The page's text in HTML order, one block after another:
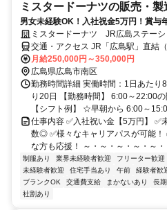
ミスタードーナツの販売・製
男女未経験OK！入社祝金5万円！賞与
ミスタードーナツ JR広島ステー
コーポレーション
交通・アクセス JR「広島駅」直結（
月給250,000円～350,000円
広島県広島市南区
勤務時間詳細 実働時間：1日あたり
り20日 【勤務時間】 6:00～22:00
【シフト例】 ☆早朝から 6:00～
仕事内容 ✅入社祝い金【5万円】 ✅
数◎ ✅様々なキャリアパスが可能！
な方も応援！ ～・～・～・～・～
制服あり 業界未経験者歓迎 フリーター歓迎
未経験者歓迎
住宅手当あり 午前 経験者歓
ブランクOK
交通費支給 まかないあり 長
社割あり